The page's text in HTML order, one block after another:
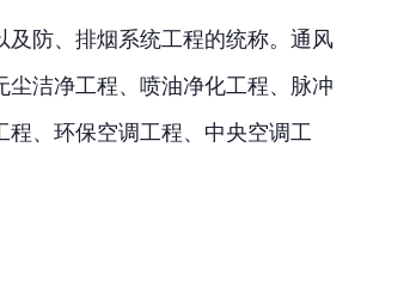
防、排烟系统工程的统称。通风
洁净工程、喷油净化工程、脉冲
程、环保空调工程、中央空调工